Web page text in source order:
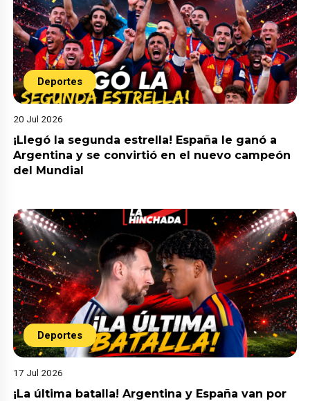
Deportes
20 Jul 2026
¡Llegó la segunda estrella! España le ganó a
Argentina y se convirtió en el nuevo campeón
del Mundial
Deportes
17 Jul 2026
¡La última batalla! Argentina y España van por